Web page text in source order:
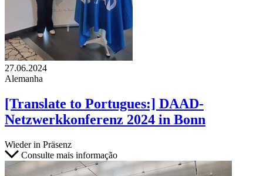
27.06.2024
Alemanha
[Translate to Portugues:] DAAD-
Netzwerkkonferenz 2024 in Bonn
Wieder in Präsenz
Consulte mais informação